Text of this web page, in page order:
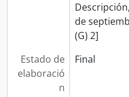
de
(G) 2]
Estado de
elaboració
n
Final